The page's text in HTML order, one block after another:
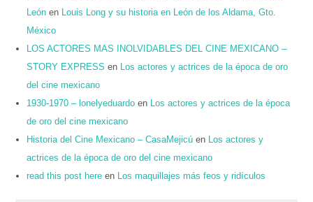
León en
Louis Long y su historia en León de los Aldama, Gto.
México
LOS ACTORES MAS INOLVIDABLES DEL CINE MEXICANO –
STORY EXPRESS en
Los actores y actrices de la época de oro
del cine mexicano
1930-1970 – lonelyeduardo en
Los actores y actrices de la época
de oro del cine mexicano
Historia del Cine Mexicano – CasaMejicú en
Los actores y
actrices de la época de oro del cine mexicano
read this post here en Los maquillajes más feos y ridículos